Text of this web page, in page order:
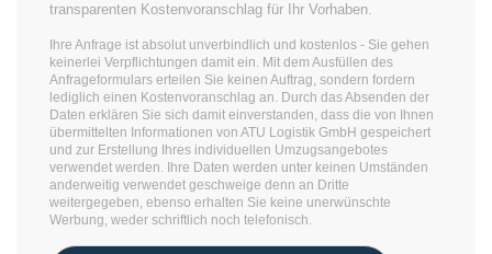
transparenten Kostenvoranschlag für Ihr Vorhaben.
Ihre Anfrage ist absolut unverbindlich und kostenlos - Sie gehen
keinerlei Verpflichtungen damit ein. Mit dem Ausfüllen des
Anfrageformulars erteilen Sie keinen Auftrag, sondern fordern
lediglich einen Kostenvoranschlag an. Durch das Absenden der
Daten erklären Sie sich damit einverstanden, dass die von Ihnen
übermittelten Informationen von ATU Logistik GmbH gespeichert
und zur Erstellung Ihres individuellen Umzugsangebotes
verwendet werden. Ihre Daten werden unter keinen Umständen
anderweitig verwendet geschweige denn an Dritte
weitergegeben, ebenso erhalten Sie keine unerwünschte
Werbung, weder schriftlich noch telefonisch.